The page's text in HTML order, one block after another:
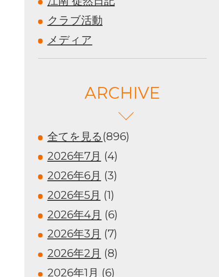
クラブ活動
メディア
ARCHIVE
全てを見る (896)
2026年7月 (4)
2026年6月 (3)
2026年5月 (1)
2026年4月 (6)
2026年3月 (7)
2026年2月 (8)
2026年1月 (6)